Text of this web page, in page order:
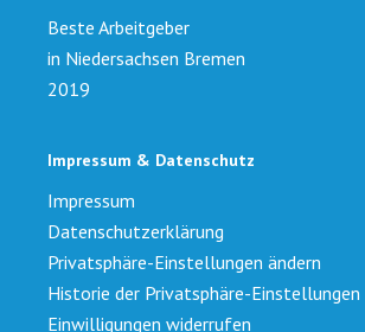
Beste Arbeitgeber
in Niedersachsen Bremen
2019
Impressum & Datenschutz
Impressum
Datenschutzerklärung
Privatsphäre-Einstellungen ändern
Historie der Privatsphäre-Einstellungen
Einwilligungen widerrufen